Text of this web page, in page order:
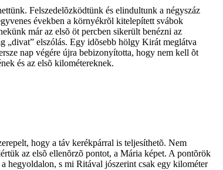
Felszedelõzködtünk és elindultunk a négyszáz
években a környékrõl kitelepített svábok
már az elsõ öt percben sikerült benézni az
„divat” elszólás. Egy idõsebb hölgy Kirát meglátva
nap végére újra bebizonyította, hogy nem kell õt
és az elsõ kilométereknek.
hogy a táv kerékpárral is teljesíthetõ. Nem
az elsõ ellenõrzõ pontot, a Mária képet. A pontõrök
hegyoldalon, s mi Ritával jószerint csak egy kilométer